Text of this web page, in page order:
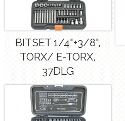
BITSET 1/4"+3/8",
TORX/ E-TORX,
37DLG